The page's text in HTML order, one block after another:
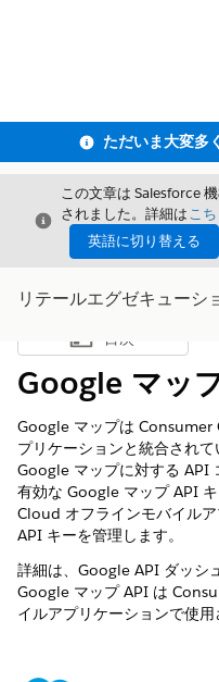
閉じる
この文章は Salesforce
されました。詳細はこち
英語に切り替える
リテールエグゼキューシ
目次を表示
目次
Google マッ
Google マップは Consumer
プリケーションと統合され
Google マップに対する API
有効な Google マップ API
Cloud オフラインモバイル
API キーを管理します。
詳細は、Google API ダッシ
Google マップ API は
イルアプリケーションで使用